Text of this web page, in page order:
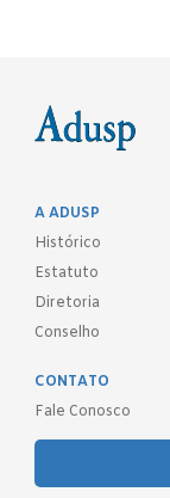
A ADUSP
Histórico
Estatuto
Diretoria
Conselho
CONTATO
Fale Conosco